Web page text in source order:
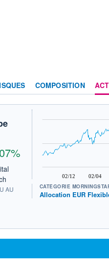
COMPOSITION
AU
02/12 02/04
CATÉGORIE
Allocation EUR